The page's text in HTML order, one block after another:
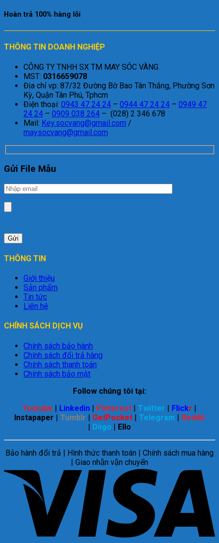
Hoàn trả 100% hàng lỗi
THÔNG TIN DOANH NGHIỆP
CÔNG TY TNHH SX TM MAY SÓC VÀNG
MST: 0316659078
Địa chỉ vp: 87/32 Đường Bờ Bao Tân Thắng, Phường Sơn
Kỳ, Quận Tân Phú, Tphcm
Điện thoại: 0943 47 24 24 – 0944 47 24 24 – 0949 47
24 24 – 0909 038 264 – (028) 2 346 678
Mail: Key.socvang@gmail.com /
maysocvang@gmail.com
Gửi File Mẫu
THÔNG TIN
Giới thiệu
Sản phẩm
Tin tức
Liên hệ
CHÍNH SÁCH DỊCH VỤ
Chính sách bảo hành
Chính sách đổi trả hàng
Chính sách thanh toán
Chính sách bảo mật
Follow chúng tôi tại:
Youtube | Linkedin | Pinterest | Twitter | Flickr |
Instapaper | Tumblr | GetPocket | Telegram | Reddit
| Diigo | Ello
Bảo hành đổi trả | Hình thức thanh toán | Chính sách mua hàng
| Giao nhận vận chuyển